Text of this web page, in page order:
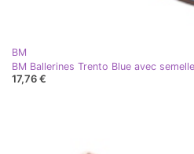
BM
BM Ballerines Trento Blue avec
17,76 €